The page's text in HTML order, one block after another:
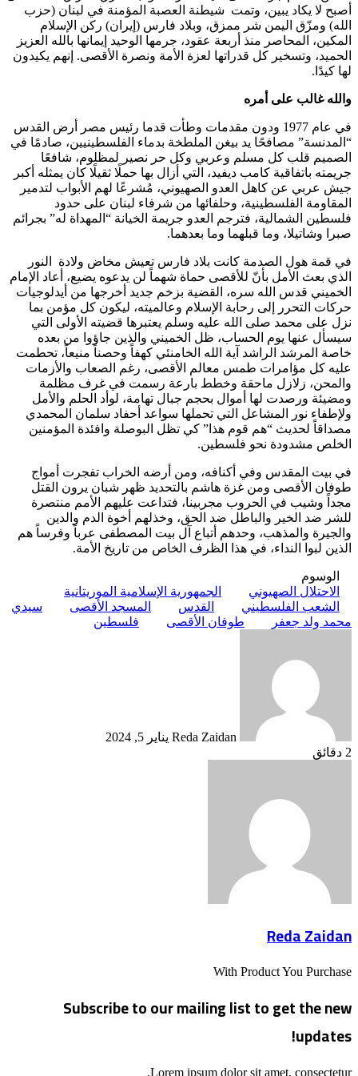
أصبح لا يكاد يبين، وتمت شيطنة العصبة المؤمنة في لبنان (حزب
الله) ومزّق اليمن شر ممزق، وبلاد فارس (إيران) ركن الإسلام
المكين، المحاصر منذ أربعة عقود، جرمها الوحيد إيمانها بالله العزيز
الحميد، وتسخير كل قدراتها لعزة الأمة ونصرة الأقصى. إنهم يكيدون
لها كيدًا.
والله غالب على أمره
في عام 1977 ودون مقدمات وطأت قدما رئيس مصر أرض القدس
“المدنسة” مصافحًا يد بيغن الملطخة بدماء الفلسطينيين، صادمًا في
الصميم قلب كل مسلم وعربي وكل حر نصير لمظلوم، شافعًا
جريمته باتفاقية كامب ديفيد، التي أزال بها حملًا ثقيلًا كان يمثله أكبر
جيش عربي عن كاهل العدو الصهيوني، مُشرعًا لهم الأبواب لتدمير
المقاومة الفلسطينية، وحلفائها من شرفاء لبنان على حدود
فلسطين الشمالية، فترجم العدو جريمة الخيانة “المهداة له” بجرائم
صبرا وشاتيلا، وما قبلهما وما بعدهما.
في قمة هول الصدمة كانت بلاد فارس تعيش مخاض ولادة النور
الذي بعث الأمل بأنّ للأقصى حماة شهماً لن يدعوه يضيع، أعاد الإمام
الخميني قدس الله سره، القضية بزخم جديد أخرجها من أيدلوجيات
حركات التحرر إلى رحابة الإسلام وعالميته، ليكون كل مؤمن بما
نزل على محمد صلى الله عليه وسلم يعتبرها قضيته الأولى التي
سيسأل عنها يوم الحساب، ظل الخميني والذين جاؤوا من بعده
خاصة المرشد الراشد آية الله الخامنئي كهفاً وحصناً منيعاً، تحطمت
عليه كل مؤامرات طمس معالم الأقصى، رغم الصعاب والأزمات
والمحن، زلازل ماحقة وخطط بارعة رسمت في غرف مظلمة
ومضيئة ورصدت لها أموال بحجم جبال تهامة، لوأد الحلم والأمل
ولإطفاء نور المشاعل التي تحملها سواعد أحفاد سلمان المحمدي
مصداقاً لحديث “هم قوم هذا” كي تظل البوصلة وافئدة المؤمنين
الخلص مشدودة نحو فلسطين.
في بيت المقدس وفي أكنافه، ومن أرضه الخراب تفجرت أمواج
طوفان الأقصى ومن غزة هاشم بالتحديد ظهر شبان يرون القتل
مجداً وشيب في الحروب مجربينا، فتداعت عليهم الأمم منتصرة
للشر ضد الخير والباطل ضد الحق، وخذلهم أخوة الدم والدين
والجيرة والمذهب، وحدهم أتباع آل بيت المصطفى عرباً وفرساً هم
الذين لبوا النداء، في هذا الظرف الخاص من تاريخ الأمة.
الوسوم
الاحتلال الصهيوني
الجمهورية الإسلامية الموريتانية
الشعب الفلسطيني
القدس المسجد الأقصى
سيدي
محمد ولد جعفر
طوفان الأقصى فلسطين
Reda Zaidan يناير 5, 2024
2 دقائق
Reda Zaidan
With Product You Purchase
Subscribe to our mailing list to get the new
updates!
Lorem ipsum dolor sit amet, consectetur.